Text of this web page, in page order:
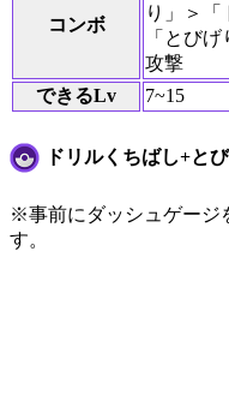
コンボ
り」＞「
「とび
攻撃
できるLv
7~15
ドリルくちばし+と
※事前にダッシュゲージ
す。